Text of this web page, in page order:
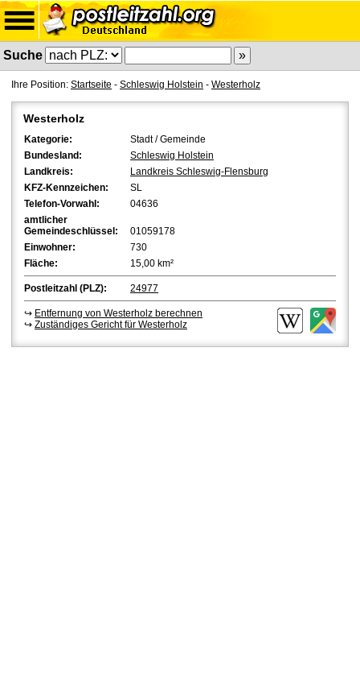
Suche
Ihre Position: Startseite - Schleswig Holstein - Westerholz
Westerholz
Kategorie:
Stadt / Gemeinde
Bundesland:
Schleswig Holstein
Landkreis:
Landkreis Schleswig-Flensburg
KFZ-Kennzeichen:
SL
Telefon-Vorwahl:
04636
amtlicher
Gemeindeschlüssel:
01059178
Einwohner:
730
Fläche:
15,00 km²
Postleitzahl (PLZ): 24977
↪ Entfernung von Westerholz berechnen
↪ Zuständiges Gericht für Westerholz